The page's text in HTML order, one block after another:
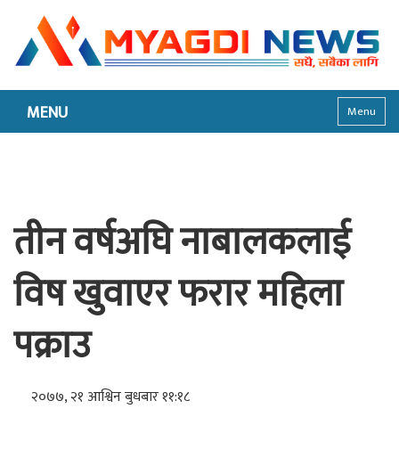
MENU Menu
तीन वर्षअघि नाबालकलाई
विष खुवाएर फरार महिला
पक्राउ
२०७७, २१ आश्विन बुधबार ११:१८